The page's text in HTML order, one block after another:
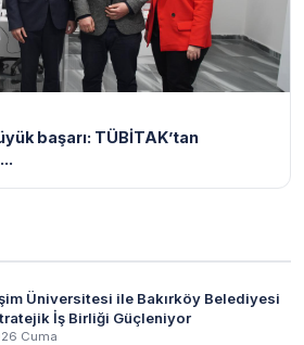
başarı: TÜBİTAK’tan
Üniversitesi ile Bakırköy Belediyesi
İş Birliği Güçleniyor
Cuma